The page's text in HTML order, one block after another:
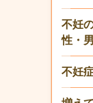
不妊
性・
不妊